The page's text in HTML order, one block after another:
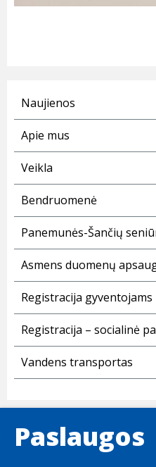
Naujienos
Apie mus
Veikla
Bendruomenė
Panemunės-Šančių
Asmens duomenų
Registracija gyventojams
Registracija – socialinė
Vandens transportas
Paslaugos